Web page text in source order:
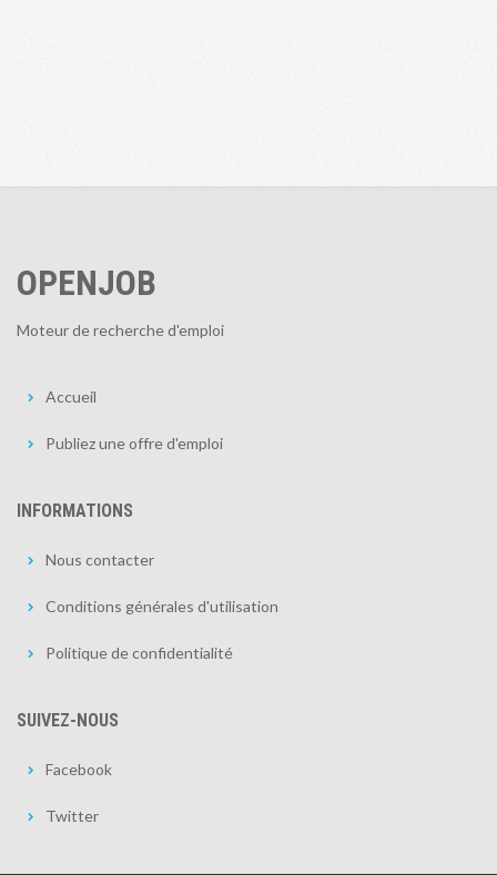
OPENJOB
Moteur de recherche d'emploi
Accueil
Publiez une offre d'emploi
INFORMATIONS
Nous contacter
Conditions générales d'utilisation
Politique de confidentialité
SUIVEZ-NOUS
Facebook
Twitter